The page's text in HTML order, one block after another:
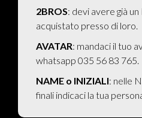
2BROS: devi avere già
acquistato presso di loro.
AVATAR: mandaci il tuo
whatsapp 035 56 83 765.
NAME o INIZIALI: nelle
finali indicaci la tua